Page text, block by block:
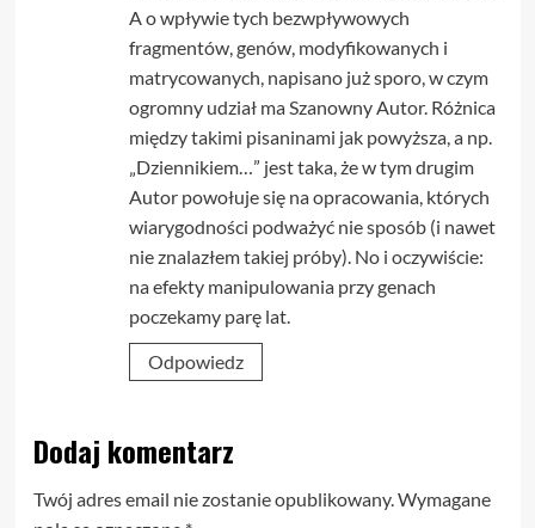
A o wpływie tych bezwpływowych
fragmentów, genów, modyfikowanych i
matrycowanych, napisano już sporo, w czym
ogromny udział ma Szanowny Autor. Różnica
między takimi pisaninami jak powyższa, a np.
„Dziennikiem…” jest taka, że w tym drugim
Autor powołuje się na opracowania, których
wiarygodności podważyć nie sposób (i nawet
nie znalazłem takiej próby). No i oczywiście:
na efekty manipulowania przy genach
poczekamy parę lat.
Odpowiedz
Dodaj komentarz
Twój adres email nie zostanie opublikowany.Wymagane